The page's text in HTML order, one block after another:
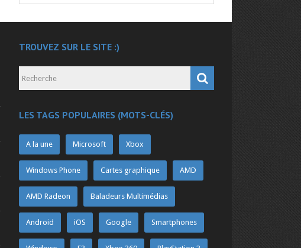
TROUVEZ SUR LE SITE :)
LES TAGS POPULAIRES (MOTS-CLÉS)
A la une Microsoft Xbox
Windows Phone Cartes graphique AMD
AMD Radeon Baladeurs Multimédias
Android iOS Google Smartphones